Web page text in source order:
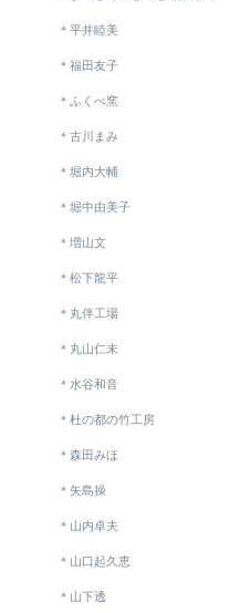
＊平井睦美
＊福田友子
＊ふくべ窯
＊古川まみ
＊堀内大輔
＊堀中由美子
＊増山文
＊松下龍平
＊丸伴工場
＊丸山仁未
＊水谷和音
＊杜の都の竹工房
＊森田みほ
＊矢島操
＊山内卓夫
＊山口起久恵
＊山下透